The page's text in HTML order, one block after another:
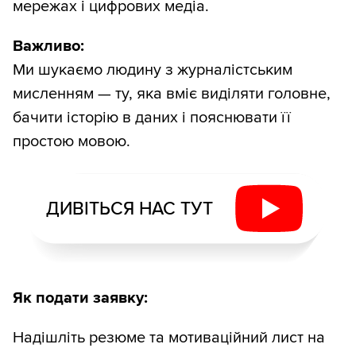
мережах і цифрових медіа.
Важливо:
Ми шукаємо людину з журналістським
мисленням — ту, яка вміє виділяти головне,
бачити історію в даних і пояснювати її
простою мовою.
ДИВІТЬСЯ НАС ТУТ
Як подати заявку:
Надішліть резюме та мотиваційний лист на